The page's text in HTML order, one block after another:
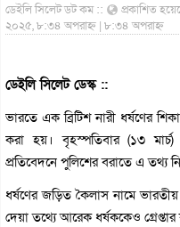
ডেইলি সিলেট ডট কম ::
প্রকাশিত
২০২৫, ৮:৩৪ অপরাহ্ন | ৮:৩৪ অপরাহ্ন
ডেইলি সিলেট ডেস্ক ::
ভারতে এক ব্রিটিশ নারী ধর্ষণের
করা হয়। বৃহস্পতিবার (১৩
প্রতিবেদনে পুলিশের বরাতে এ তথ্য
ধর্ষণের জড়িত কৈলাস নামে
দেয়া তথ্যে আরেক ধর্ষককেও